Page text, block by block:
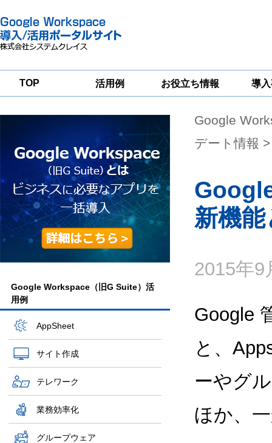
TOP 活用例 お役立ち情報
一
導
グループウェア
移行支援
Google
Workspace
セキュリティ
対策サービス
Google Workspace（旧G Suite）活
用例
AppSheet
サイト作成
テレワーク
業務効率化
グループウェア
Google
デート情報
新機
2015年9
Google
と、
ーやグ
ほか、